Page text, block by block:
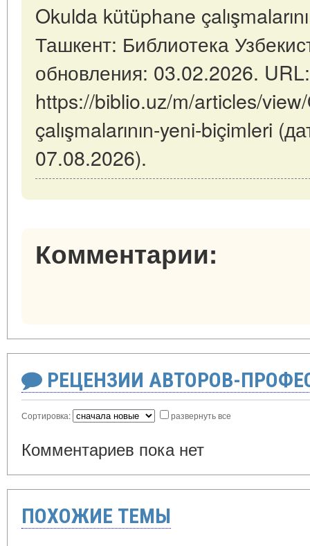
Okulda kütüphane
Ташкент: Библиотека
обновления: 03.02.2026. URL:
https://biblio.uz/m/articles/
çalışmalarının-yeni-biçimleri
07.08.2026).
Комментарии:
РЕЦЕНЗИИ АВТОРОВ-
Сортировка: развернуть все
Комментариев пока нет
ПОХОЖИЕ ТЕМЫ